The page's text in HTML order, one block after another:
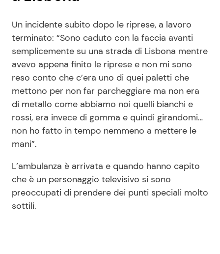
Un incidente subito dopo le riprese, a lavoro
terminato: “Sono caduto con la faccia avanti
semplicemente su una strada di Lisbona mentre
avevo appena finito le riprese e non mi sono
reso conto che c’era uno di quei paletti che
mettono per non far parcheggiare ma non era
di metallo come abbiamo noi quelli bianchi e
rossi, era invece di gomma e quindi girandomi…
non ho fatto in tempo nemmeno a mettere le
mani”.
L’ambulanza è arrivata e quando hanno capito
che è un personaggio televisivo si sono
preoccupati di prendere dei punti speciali molto
sottili.